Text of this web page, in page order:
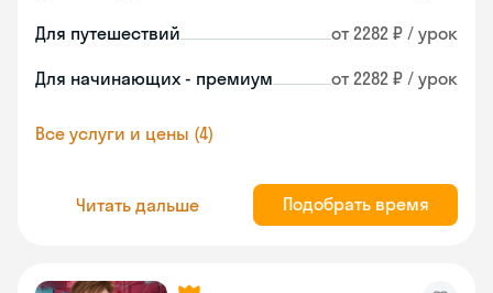
Для путешествий от 2282 ₽ / урок
Для начинающих - премиум от 2282 ₽ / урок
Все услуги и цены (4)
Читать дальше Подобрать время